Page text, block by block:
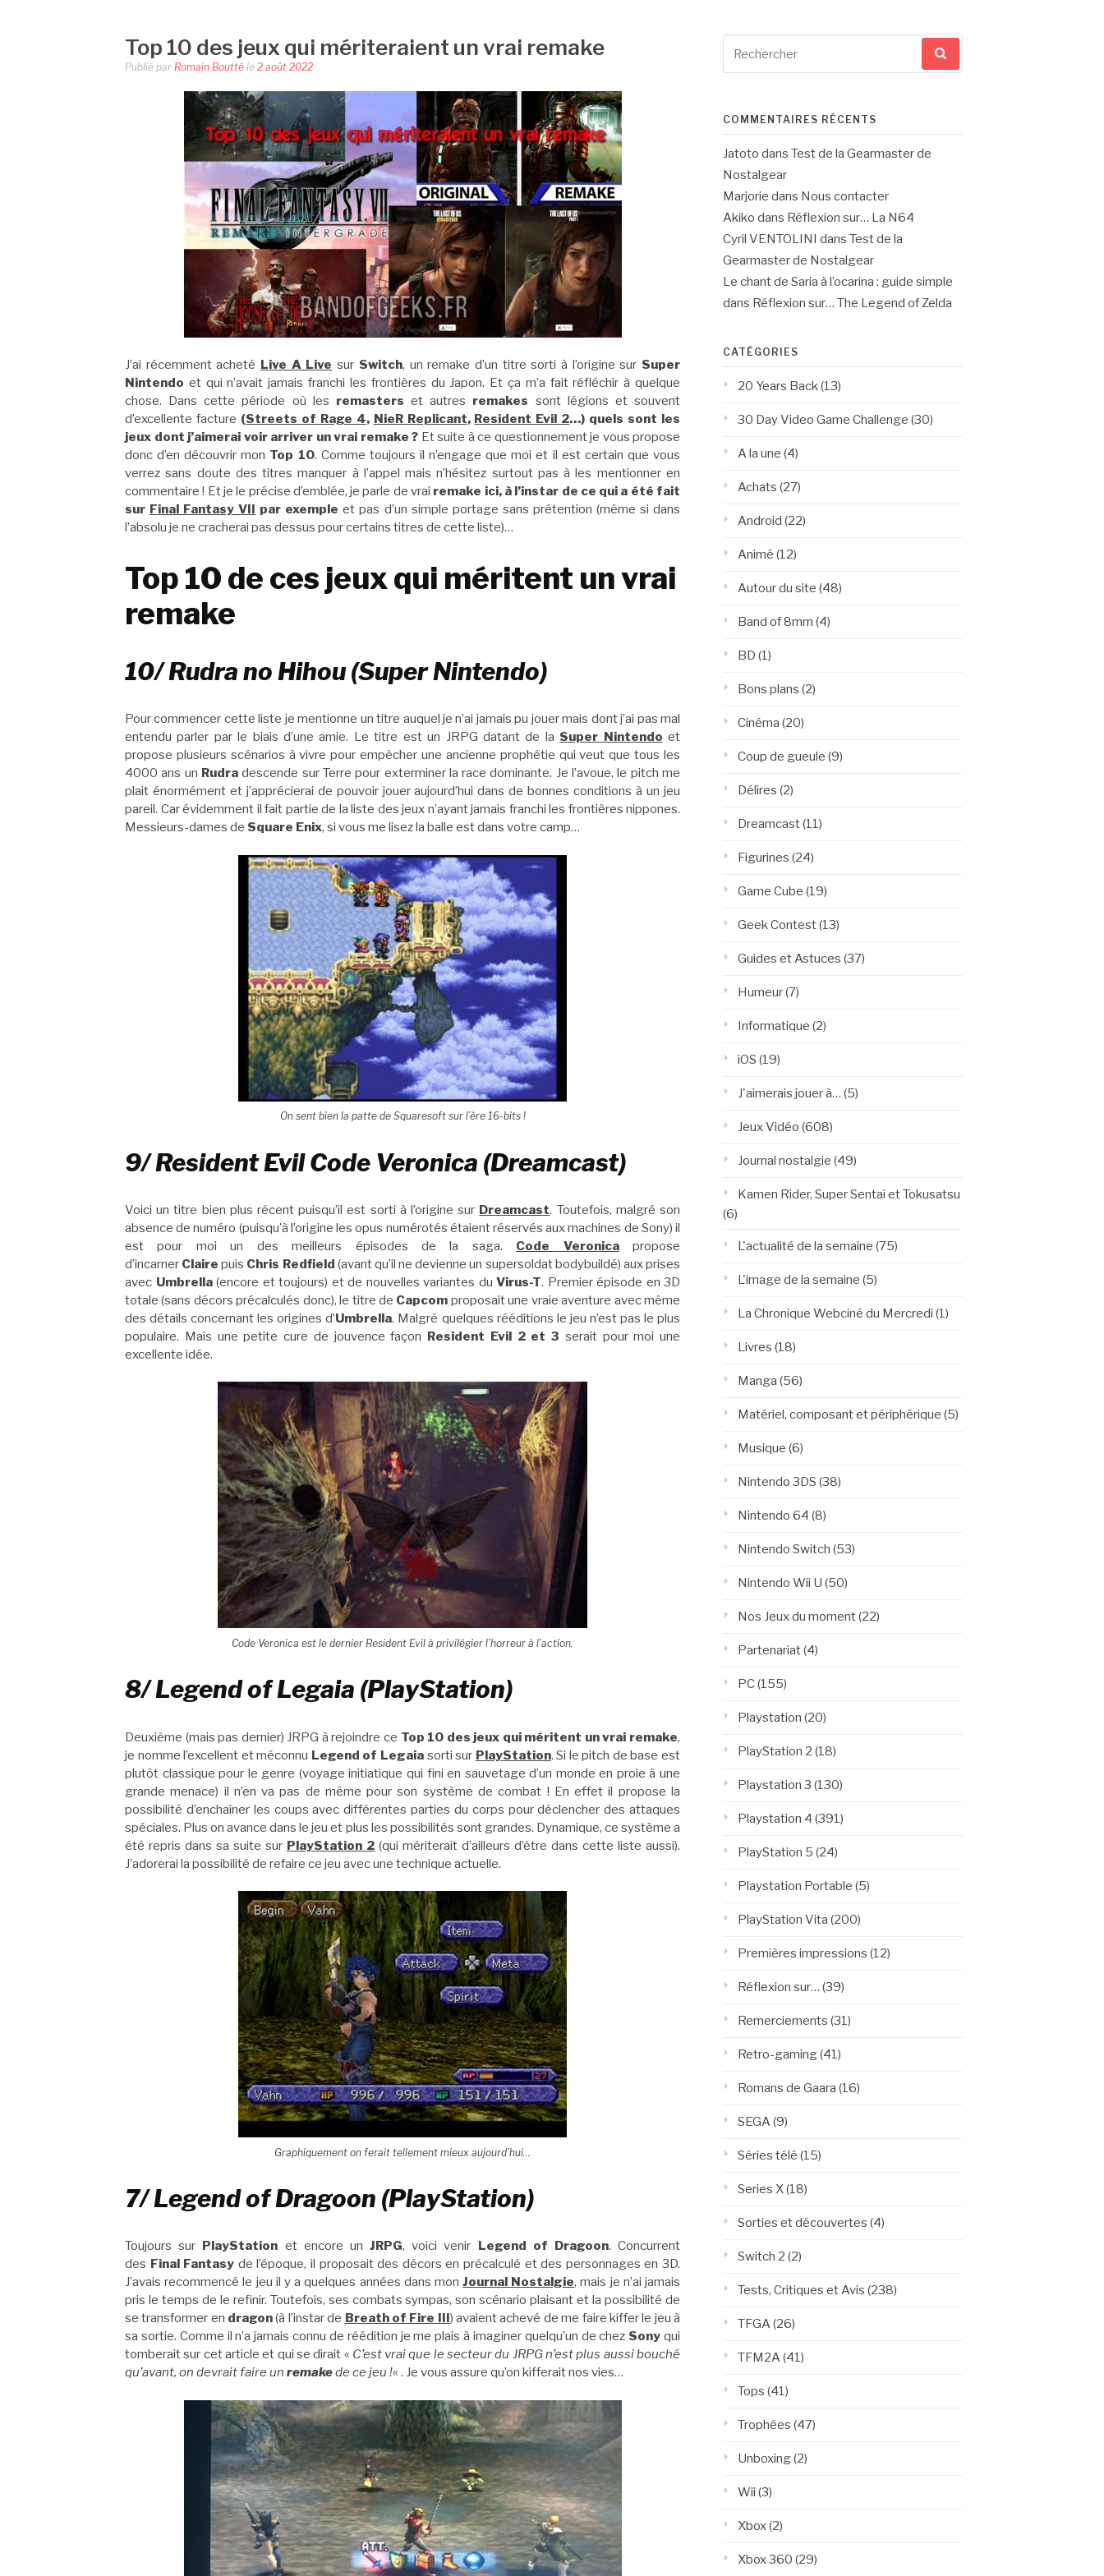
Top 10 des jeux qui mériteraient un vrai remake
Publié par Romain Boutté le 2 août 2022
J’ai récemment acheté Live A Live sur Switch, un remake d’un titre sorti à l’origine sur Super
Nintendo et qui n’avait jamais franchi les frontières du Japon. Et ça m’a fait réfléchir à quelque
chose. Dans cette période où les remasters et autres remakes sont légions et souvent
d’excellente facture (Streets of Rage 4, NieR Replicant, Resident Evil 2…) quels sont les
jeux dont j’aimerai voir arriver un vrai remake ? Et suite à ce questionnement je vous propose
donc d’en découvrir mon Top 10. Comme toujours il n’engage que moi et il est certain que vous
verrez sans doute des titres manquer à l’appel mais n’hésitez surtout pas à les mentionner en
commentaire ! Et je le précise d’emblée, je parle de vrai remake ici, à l’instar de ce qui a été fait
sur Final Fantasy VII par exemple et pas d’un simple portage sans prétention (même si dans
l’absolu je ne cracherai pas dessus pour certains titres de cette liste)…
Top 10 de ces jeux qui méritent un vrai
remake
10/ Rudra no Hihou (Super Nintendo)
Pour commencer cette liste je mentionne un titre auquel je n’ai jamais pu jouer mais dont j’ai pas mal
entendu parler par le biais d’une amie. Le titre est un JRPG datant de la Super Nintendo et
propose plusieurs scénarios à vivre pour empêcher une ancienne prophétie qui veut que tous les
4000 ans un Rudradescende sur Terre pour exterminer la race dominante. Je l’avoue, le pitch me
plait énormément et j’apprécierai de pouvoir jouer aujourd’hui dans de bonnes conditions à un jeu
pareil. Car évidemment il fait partie de la liste des jeux n’ayant jamais franchi les frontières nippones.
Messieurs-dames de Square Enix, si vous me lisez la balle est dans votre camp…
On sent bien la patte de Squaresoft sur l’ère 16-bits !
9/ Resident Evil Code Veronica (Dreamcast)
Voici un titre bien plus récent puisqu’il est sorti à l’origine sur Dreamcast. Toutefois, malgré son
absence de numéro (puisqu’à l’origine les opus numérotés étaient réservés aux machines de Sony) il
est pour moi un des meilleurs épisodes de la saga. Code Veronicapropose
d’incarner Clairepuis Chris Redfield (avant qu’il ne devienne un supersoldat bodybuildé) aux prises
avec Umbrella (encore et toujours) et de nouvelles variantes du Virus-T. Premier épisode en 3D
totale (sans décors précalculés donc), le titre de Capcom proposait une vraie aventure avec même
des détails concernant les origines d’Umbrella. Malgré quelques rééditions le jeu n’est pas le plus
populaire. Mais une petite cure de jouvence façon Resident Evil 2 et 3 serait pour moi une
excellente idée.
Code Veronica est le dernier Resident Evil à privilégier l’horreur à l’action.
8/ Legend of Legaia (PlayStation)
Deuxième (mais pas dernier) JRPG à rejoindre ce Top 10 des jeux qui méritent un vrai remake,
je nomme l’excellent et méconnu Legend of Legaia sorti sur PlayStation. Si le pitch de base est
plutôt classique pour le genre (voyage initiatique qui fini en sauvetage d’un monde en proie à une
grande menace) il n’en va pas de même pour son système de combat ! En effet il propose la
possibilité d’enchaîner les coups avec différentes parties du corps pour déclencher des attaques
spéciales. Plus on avance dans le jeu et plus les possibilités sont grandes. Dynamique, ce système a
été repris dans sa suite sur PlayStation 2 (qui mériterait d’ailleurs d’être dans cette liste aussi).
J’adorerai la possibilité de refaire ce jeu avec une technique actuelle.
Graphiquement on ferait tellement mieux aujourd’hui…
7/ Legend of Dragoon (PlayStation)
Toujours sur PlayStation et encore unJRPG, voici venir Legend of Dragoon. Concurrent
des Final Fantasy de l’époque, il proposait des décors en précalculé et des personnages en 3D.
J’avais recommencé le jeu il y a quelques années dans monJournal Nostalgie, mais je n’ai jamais
pris le temps de le refinir. Toutefois, ses combats sympas, son scénario plaisant et la possibilité de
se transformer en dragon(à l’instar de Breath of Fire III ) avaient achevé de me faire kiffer le jeu à
sa sortie. Comme il n’a jamais connu de réédition je me plais à imaginer quelqu’un de chez Sonyqui
tomberait sur cet article et qui se dirait « C’est vrai que le secteur du JRPG n’est plus aussi bouché
qu’avant, on devrait faire un remakede ce jeu !« . Je vous assure qu’on kifferait nos vies…
pour
COMMENTAIRES RÉCENTS
Jatoto dans Test de la Gearmaster de
Nostalgear
Marjorie dans Nous contacter
Akiko dans Réflexion sur… La N64
Cyril VENTOLINI dans Test de la
Gearmaster de Nostalgear
Le chant de Saria à l’ocarina : guide simple
dans Réflexion sur… The Legend of Zelda
CATÉGORIES
20 Years Back (13)
30 Day Video Game Challenge (30)
A la une (4)
Achats (27)
Android (22)
Animé (12)
Autour du site (48)
Band of 8mm (4)
BD (1)
Bons plans (2)
Cinéma (20)
Coup de gueule (9)
Délires (2)
Dreamcast(11)
Figurines (24)
Game Cube (19)
Geek Contest(13)
Guides et Astuces (37)
Humeur(7)
Informatique (2)
iOS (19)
J'aimerais jouer à… (5)
Jeux Vidéo (608)
Journal nostalgie (49)
Kamen Rider, Super Sentai et Tokusatsu
(6)
L'actualité de la semaine (75)
L'image de la semaine (5)
La Chronique Webciné du Mercredi (1)
Livres (18)
Manga (56)
Matériel, composant et périphérique (5)
Musique (6)
Nintendo 3DS (38)
Nintendo 64 (8)
Nintendo Switch (53)
Nintendo Wii U (50)
Nos Jeux du moment(22)
Partenariat(4)
PC(155)
Playstation (20)
PlayStation 2 (18)
Playstation 3 (130)
Playstation 4 (391)
PlayStation 5 (24)
Playstation Portable (5)
PlayStation Vita (200)
Premières impressions (12)
Réflexion sur… (39)
Remerciements (31)
Retro-gaming(41)
Romans de Gaara (16)
SEGA (9)
Séries télé (15)
Series X(18)
Sorties et découvertes (4)
Switch 2 (2)
Tests, Critiques et Avis (238)
TFGA (26)
TFM2A (41)
Tops (41)
Trophées (47)
Unboxing(2)
Wii (3)
Xbox(2)
Xbox 360 (29)